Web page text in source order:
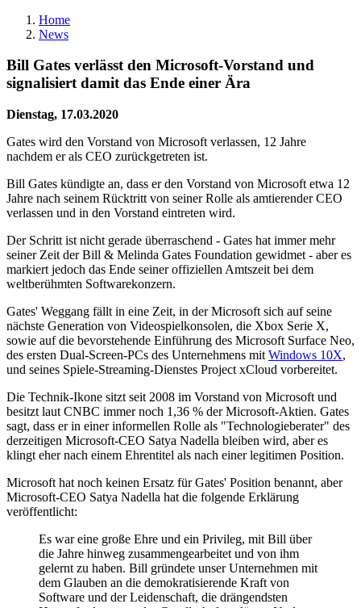
Home
News
Bill Gates verlässt den Microsoft-Vorstand und
signalisiert damit das Ende einer Ära
Dienstag, 17.03.2020
Gates wird den Vorstand von Microsoft verlassen, 12 Jahre
nachdem er als CEO zurückgetreten ist.
Bill Gates kündigte an, dass er den Vorstand von Microsoft etwa 12
Jahre nach seinem Rücktritt von seiner Rolle als amtierender CEO
verlassen und in den Vorstand eintreten wird.
Der Schritt ist nicht gerade überraschend - Gates hat immer mehr
seiner Zeit der Bill & Melinda Gates Foundation gewidmet - aber es
markiert jedoch das Ende seiner offiziellen Amtszeit bei dem
weltberühmten Softwarekonzern.
Gates' Weggang fällt in eine Zeit, in der Microsoft sich auf seine
nächste Generation von Videospielkonsolen, die Xbox Serie X,
sowie auf die bevorstehende Einführung des Microsoft Surface Neo,
des ersten Dual-Screen-PCs des Unternehmens mit Windows 10X,
und seines Spiele-Streaming-Dienstes Project xCloud vorbereitet.
Die Technik-Ikone sitzt seit 2008 im Vorstand von Microsoft und
besitzt laut CNBC immer noch 1,36 % der Microsoft-Aktien. Gates
sagt, dass er in einer informellen Rolle als "Technologieberater" des
derzeitigen Microsoft-CEO Satya Nadella bleiben wird, aber es
klingt eher nach einem Ehrentitel als nach einer legitimen Position.
Microsoft hat noch keinen Ersatz für Gates' Position benannt, aber
Microsoft-CEO Satya Nadella hat die folgende Erklärung
veröffentlicht:
Es war eine große Ehre und ein Privileg, mit Bill über
die Jahre hinweg zusammengearbeitet und von ihm
gelernt zu haben. Bill gründete unser Unternehmen mit
dem Glauben an die demokratisierende Kraft von
Software und der Leidenschaft, die drängendsten